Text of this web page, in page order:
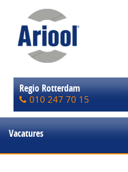
Regio Rotterdam
010 247 70 15
Vacatures